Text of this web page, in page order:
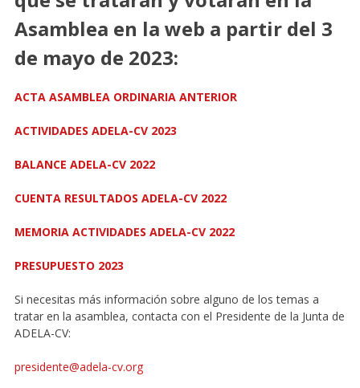
Asamblea en la web a partir del 3
de mayo de 2023:
ACTA ASAMBLEA ORDINARIA ANTERIOR
ACTIVIDADES ADELA-CV 2023
BALANCE ADELA-CV 2022
CUENTA RESULTADOS ADELA-CV 2022
MEMORIA ACTIVIDADES ADELA-CV 2022
PRESUPUESTO 2023
Si necesitas más información sobre alguno de los temas a
tratar en la asamblea, contacta con el Presidente de la Junta de
ADELA-CV:
presidente@adela-cv.org